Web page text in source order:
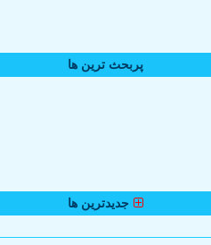
پربحث ترین ها
جدیدترین ها